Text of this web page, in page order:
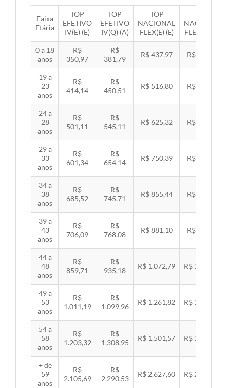
Faixa
Etária
TOP
EFETIVO
IV(E) (E)
TOP
EFETIVO
IV(Q) (A)
TOP
NACIONAL
FLEX(E) (E)
NACIONAL
FLEX(Q) (A)
0 a 18
anos
R$
350,97
R$
381,79
R$ 437,97 R$ 451,33
19 a
23
anos
R$
414,14
R$
450,51
R$ 516,80 R$ 532,57
24 a
28
anos
R$
501,11
R$
545,11
R$ 625,32 R$ 644,40
29 a
33
anos
R$
601,34
R$
654,14
R$ 750,39 R$ 773,29
34 a
38
anos
R$
685,52
R$
745,71
R$ 855,44 R$ 881,54
39 a
43
anos
R$
706,09
R$
768,08
R$ 881,10 R$ 907,99
44 a
48
anos
R$
859,71
R$
935,18
R$ 1.072,79 R$ 1.105,53
49 a
53
anos
R$
1.011,19
R$
1.099,96
R$ 1.261,82 R$ 1.300,32
54 a
58
anos
R$
1.203,32
R$
1.308,95
R$ 1.501,57 R$ 1.547,38
+ de
59
anos
R$
2.105,69
R$
2.290,53
R$ 2.627,60 R$ 2.707,76